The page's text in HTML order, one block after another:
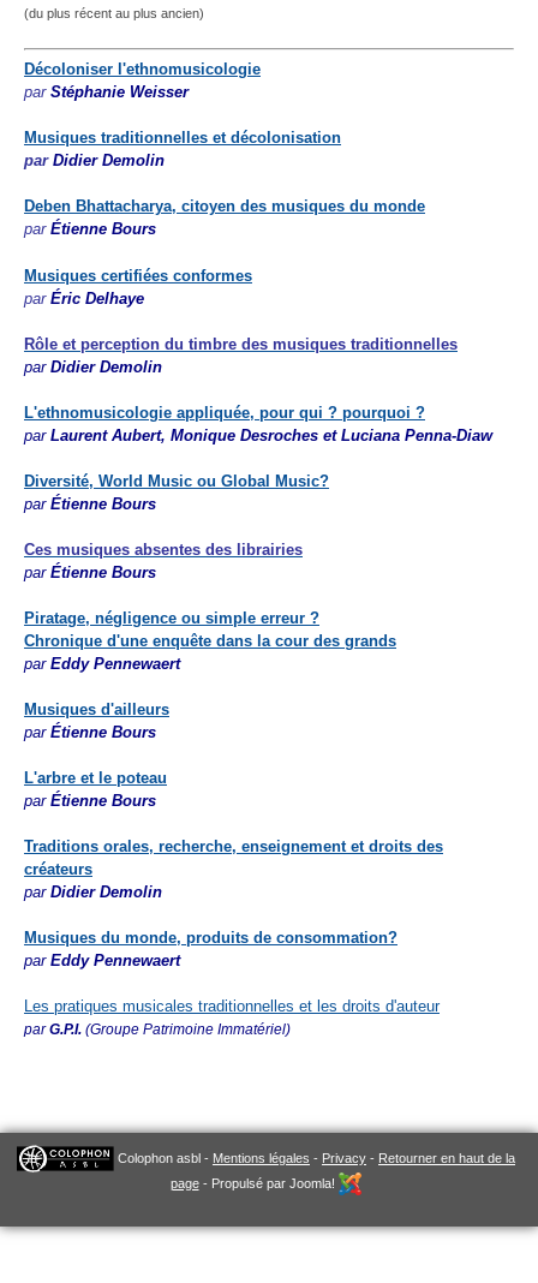
(du plus récent au plus ancien)
Décoloniser l'ethnomusicologie
par Stéphanie Weisser
Musiques traditionnelles et décolonisation
par Didier Demolin
Deben Bhattacharya, citoyen des musiques du monde
parÉtienne Bours
Musiques certifiées conformes
par Éric Delhaye
Rôle et perception du timbre des musiques traditionnelles
par DidierDemolin
L'ethnomusicologie appliquée, pour qui ? pourquoi ?
par Laurent Aubert, Monique Desroches et Luciana Penna-Diaw
Diversité, World Music ou Global Music?
par Étienne Bours
Ces musiques absentes des librairies
par Étienne Bours
Piratage, négligence ou simple erreur ?
Chronique d'une enquête dans la cour des grands
par Eddy Pennewaert
Musiques d'ailleurs
par Étienne Bours
L'arbre et le poteau
par Étienne Bours
Traditions orales, recherche, enseignement et droits des
créateurs
par DidierDemolin
Musiques du monde, produits de consommation?
parEddy Pennewaert
Les pratiques musicales traditionnelles et les droits d'auteur
parG.P.I. (Groupe Patrimoine Immatériel)
Colophon asbl - Mentions légales - Privacy - Retourner en haut de la
page- Propulsé par Joomla!